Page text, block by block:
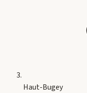
Haut-Bugey